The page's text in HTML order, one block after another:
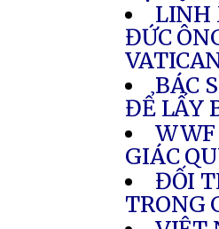
LINH
ĐỨC
BÁC
ĐỂ LẤY
WWF
GIÁC
ĐỐI
TRONG